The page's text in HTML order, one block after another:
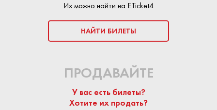
Их можно найти на ETicket4
НАЙТИ БИЛЕТЫ
ПРОДАВАЙТЕ
У вас есть билеты?
Хотите их продать?